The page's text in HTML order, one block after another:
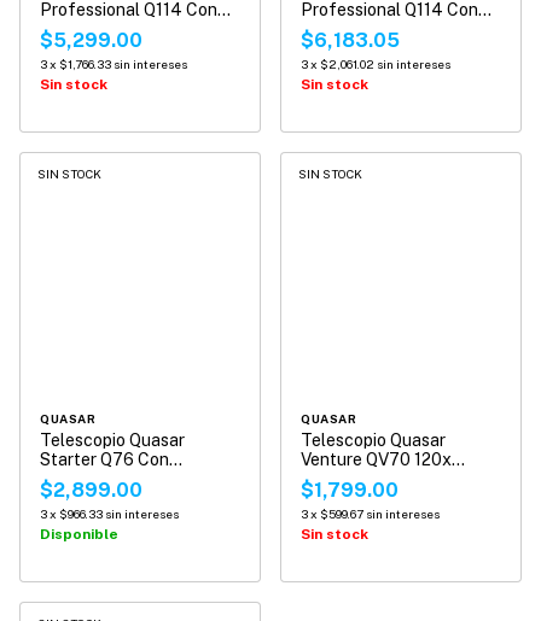
Professional Q114 Con
Adaptador Smartphone
$5,299.00
3x $1,766.33 sin intereses
Sin stock
Professional Q114 Con
Cámara Wifi
$6,183.05
3x $2,061.02 sin intereses
Sin stock
SIN STOCK
QUASAR
Telescopio Quasar
Starter Q76 Con
Adaptador Smartphone
$2,899.00
3x $966.33 sin intereses
Disponible
SIN STOCK
QUASAR
Telescopio Quasar
Venture QV70 120x
Cherry
$1,799.00
3x $599.67 sin intereses
Sin stock